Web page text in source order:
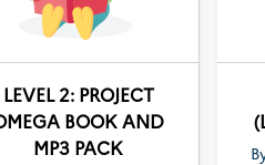
LEVEL 2: PROJECT
BOOK AND
MP3 PACK